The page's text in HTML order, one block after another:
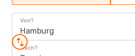
Von?
Hamburg
Nach?